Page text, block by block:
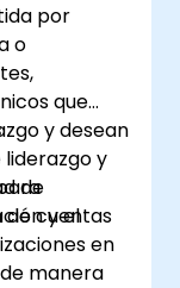
por
o
que
y desean
y
y el
en
de
de cuentas
manera